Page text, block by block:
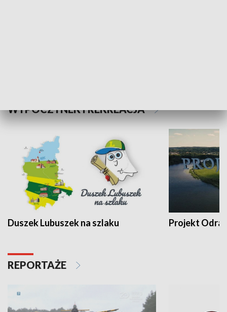
WYPOCZYNEK I REKREACJA
Duszek Lubuszek na szlaku Projekt Odra
REPORTAŻE